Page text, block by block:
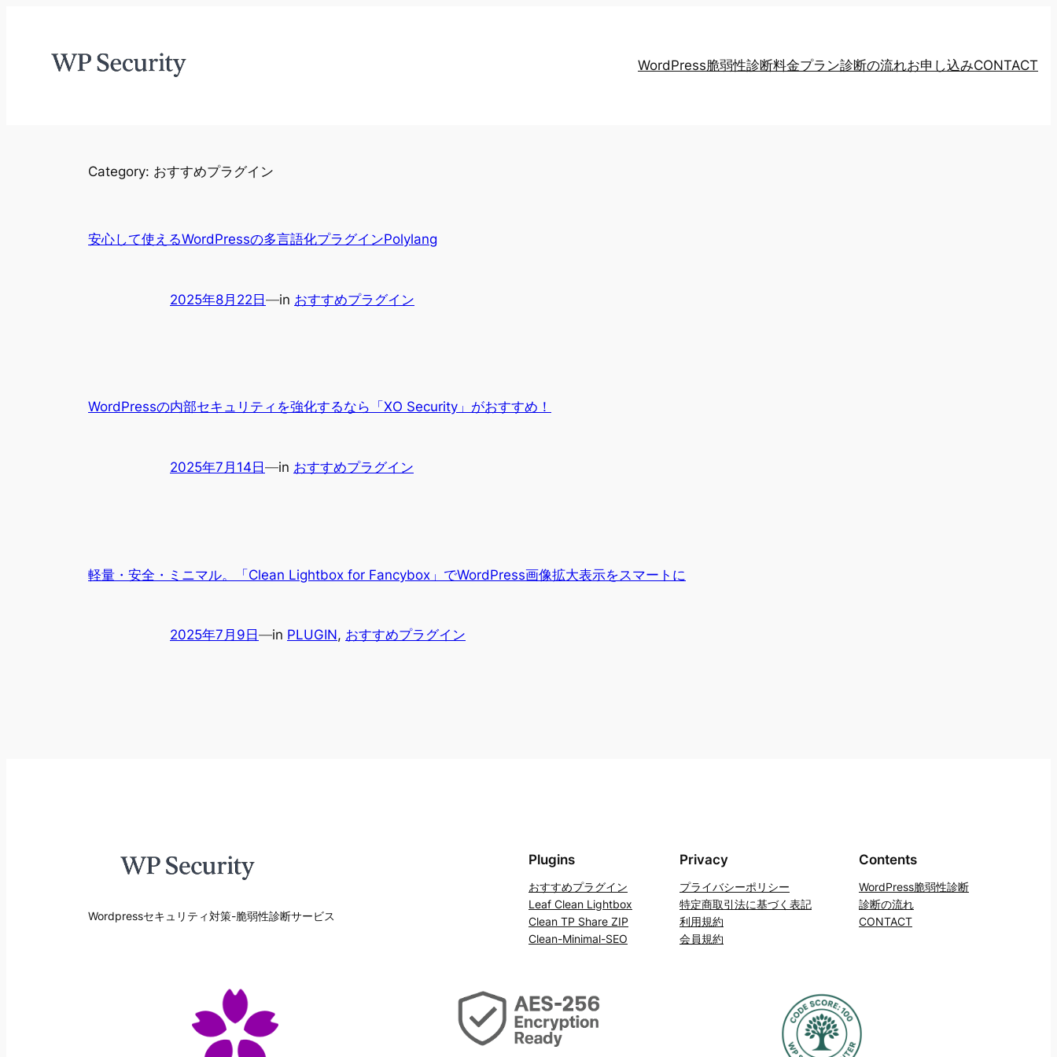
content
WordPress脆弱性診断料金プラン診断の流れお申し込みCONTACT
Category: おすすめプラグイン
安心して使えるWordPressの多言語化プラグインPolylang
2025年8月22日—in おすすめプラグイン
WordPressの内部セキュリティを強化するなら「XO Security」がおすすめ！
2025年7月14日—in おすすめプラグイン
軽量・安全・ミニマル。「Clean Lightbox for Fancybox」でWordPress画像拡大表示をスマートに
2025年7月9日 —in PLUGIN, おすすめプラグイン
Wordpressセキュリティ対策-脆弱性診断サービス
Plugins
おすすめプラグイン
Leaf Clean Lightbox
Clean TP Share ZIP
Clean-Minimal-SEO
Privacy
プライバシーポリシー
特定商取引法に基づく表記
利用規約
会員規約
Contents
WordPress脆弱性診断
診断の流れ
CONTACT